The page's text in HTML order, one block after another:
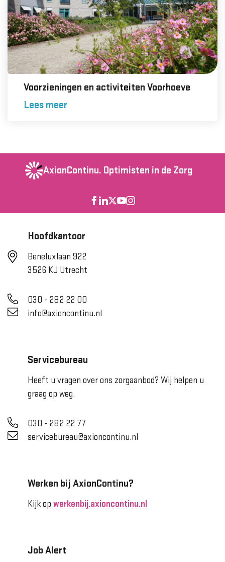
Voorzieningen en activiteiten Voorhoeve
Lees meer
AxionContinu. Optimisten in de Zorg
Hoofdkantoor
Beneluxlaan 922
3526 KJ Utrecht
030 - 282 22 00
info@axioncontinu.nl
Servicebureau
Heeft u vragen over ons zorgaanbod? Wij helpen u
graag op weg.
030 - 282 22 77
servicebureau@axioncontinu.nl
Werken bij AxionContinu?
Kijk op werkenbij.axioncontinu.nl
Job Alert